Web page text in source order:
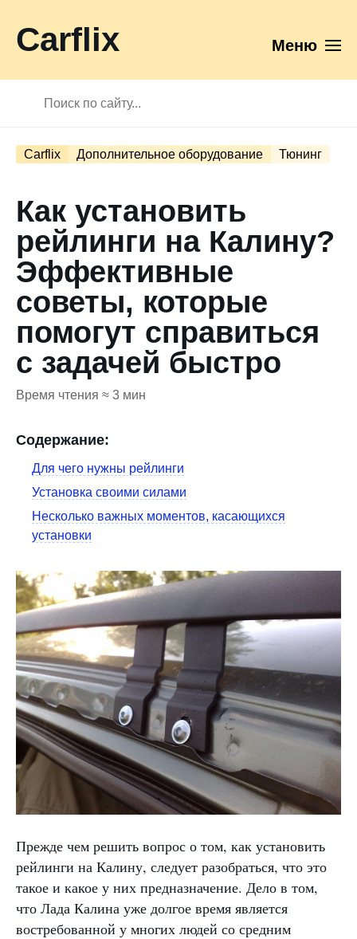
Carflix Меню
Carflix Дополнительное оборудование Тюнинг
Как установить
рейлинги на Калину?
Эффективные
советы, которые
помогут справиться
с задачей быстро
Время чтения ≈ 3 мин
Содержание:
Для чего нужны рейлинги
Установка своими силами
Несколько важных моментов, касающихся
установки
Прежде чем решить вопрос о том, как установить
рейлинги на Калину, следует разобраться, что это
такое и какое у них предназначение. Дело в том,
что Лада Калина уже долгое время является
востребованной у многих людей со средним